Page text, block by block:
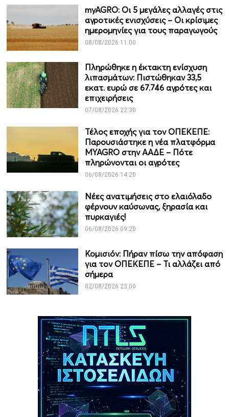
myAGRO: Οι 5 μεγάλες αλλαγές στις
αγροτικές ενισχύσεις – Οι κρίσιμες
ημερομηνίες για τους παραγωγούς
08/08/2026 11:00
Πληρώθηκε η έκτακτη ενίσχυση
λιπασμάτων: Πιστώθηκαν 33,5
εκατ. ευρώ σε 67.746 αγρότες και
επιχειρήσεις
07/08/2026 22:30
Τέλος εποχής για τον ΟΠΕΚΕΠΕ:
Παρουσιάστηκε η νέα πλατφόρμα
MYAGRO στην ΑΑΔΕ – Πότε
πληρώνονται οι αγρότες
06/08/2026 14:20
Νέες ανατιμήσεις στο ελαιόλαδο
φέρνουν καύσωνας, ξηρασία και
πυρκαγιές!
06/08/2026 09:20
Κομισιόν: Πήραν πίσω την απόφαση
για τον ΟΠΕΚΕΠΕ – Τι αλλάζει από
σήμερα
02/08/2026 23:00